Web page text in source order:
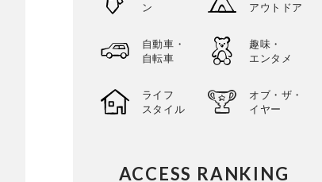
ン
アウトドア
自動車・
自転車
趣味・
エンタメ
ライフ
スタイル
オブ・ザ・
イヤー
ACCESS RANKING